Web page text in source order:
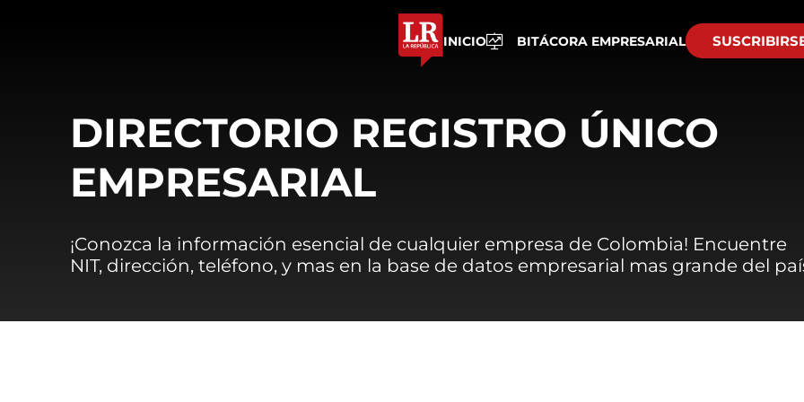
INICIO BITÁCORA EMPRESARIAL
DIRECTORIO REGISTRO ÚNICO
EMPRESARIAL
¡Conozca la información esencial de cualquier empresa de Colombia! Encuentre
NIT, dirección, teléfono, y mas en la base de datos empresarial mas grande del